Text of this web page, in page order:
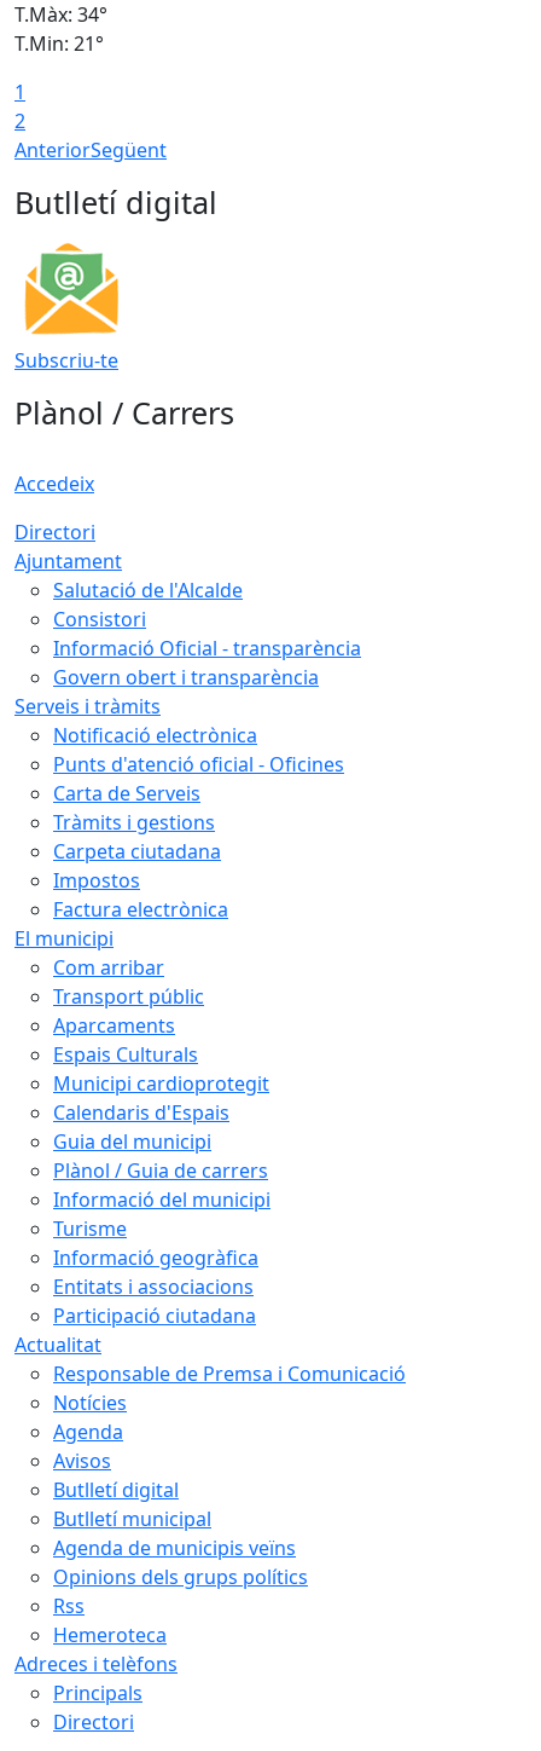
T.Màx: 34°
T.Min: 21°
1
2
AnteriorSegüent
Butlletí digital
Subscriu-te
Plànol / Carrers
Accedeix
Directori
Ajuntament
Salutació de l'Alcalde
Consistori
Informació Oficial - transparència
Govern obert i transparència
Serveis i tràmits
Notificació electrònica
Punts d'atenció oficial - Oficines
Carta de Serveis
Tràmits i gestions
Carpeta ciutadana
Impostos
Factura electrònica
El municipi
Com arribar
Transport públic
Aparcaments
Espais Culturals
Municipi cardioprotegit
Calendaris d'Espais
Guia del municipi
Plànol / Guia de carrers
Informació del municipi
Turisme
Informació geogràfica
Entitats i associacions
Participació ciutadana
Actualitat
Responsable de Premsa i Comunicació
Notícies
Agenda
Avisos
Butlletí digital
Butlletí municipal
Agenda de municipis veïns
Opinions dels grups polítics
Rss
Hemeroteca
Adreces i telèfons
Principals
Directori